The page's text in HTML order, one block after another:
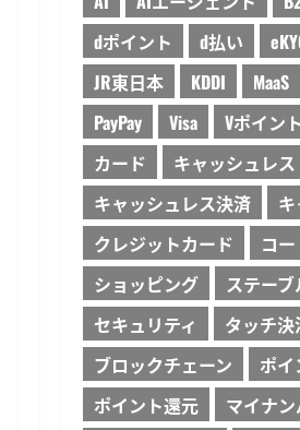
dポイント
d払い
JR東日本
KDDI MaaS
PayPay
Visa Vポイント
カード
キャッシュレス
キャッシュレス決済
クレジットカード
コ
ショッピング
ステー
セキュリティ
タッチ決
ブロックチェーン
ポイ
ポイント還元
マイナ